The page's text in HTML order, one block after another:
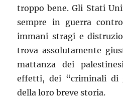
troppo bene. Gli Stati
sempre in guerra
immani stragi e
trova assolutamente
mattanza dei
effetti, dei “criminali di
della loro breve storia.